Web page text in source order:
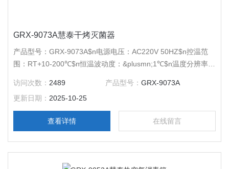
GRX-9073A慧泰干烤灭菌器
产品型号：GRX-9073A$n电源电压：AC220V 50HZ$n控温范
围：RT+10-200℃$n恒温波动度：&plusmn;1℃$n温度分辨率：
尺寸：735*615*630$n公称容积：70L$n载物托架（标配）：2
块$n定时范围：1-9999分钟
访问次数： 2489 产品型号：GRX-9073A
更新日期： 2025-10-25
查看详情 在线留言